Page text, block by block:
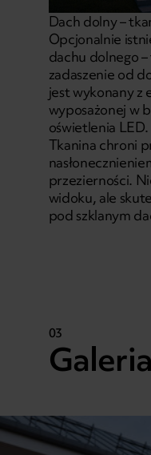
Dach dolny –
Opcjonalnie
dachu dolnego
zadaszenie od
jest wykonany z
wyposażonej w
oświetlenia LED.
Tkanina chroni
przezierności.
widoku, ale
pod szklanym
03
Galeria